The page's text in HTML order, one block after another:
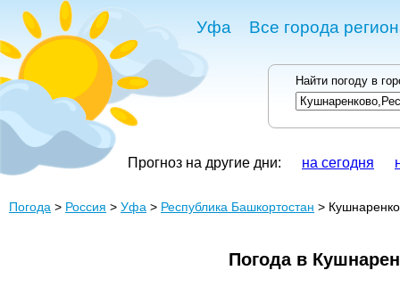
Уфа Все города
Найти погоду в
Прогноз на другие дни: на сегодня
Погода > Россия > Уфа > Республика Башкортостан >
Погода в